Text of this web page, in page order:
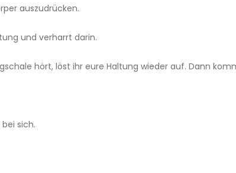
auszudrücken.
und verharrt darin.
hört, löst ihr eure Haltung wieder auf. Dann
sich.